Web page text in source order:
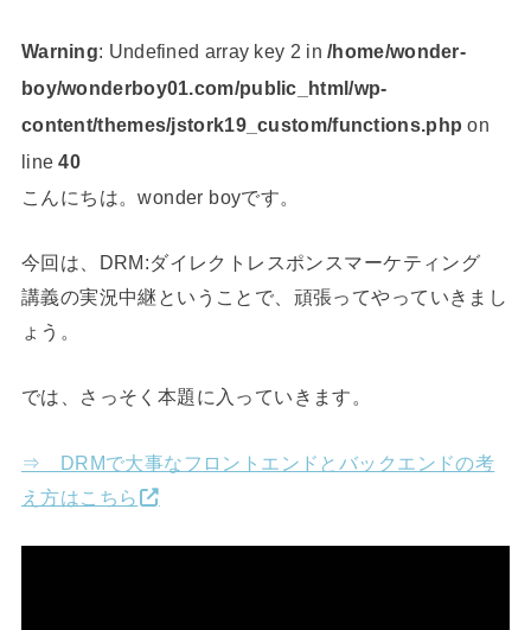
Warning: Undefined array key 2 in/home/wonder-
boy/wonderboy01.com/public_html/wp-
content/themes/jstork19_custom/functions.php on
line40
こんにちは。wonder boyです。
今回は、DRM:ダイレクトレスポンスマーケティング
講義の実況中継ということで、頑張ってやっていきまし
ょう。
では、さっそく本題に入っていきます。
⇒ DRMで大事なフロントエンドとバックエンドの考
え方はこちら